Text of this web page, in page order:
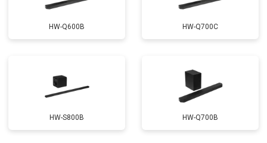
HW-Q600B HW-Q700C
HW-S800B HW-Q700B